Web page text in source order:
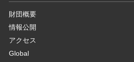
財団概要
情報公開
アクセス
Global